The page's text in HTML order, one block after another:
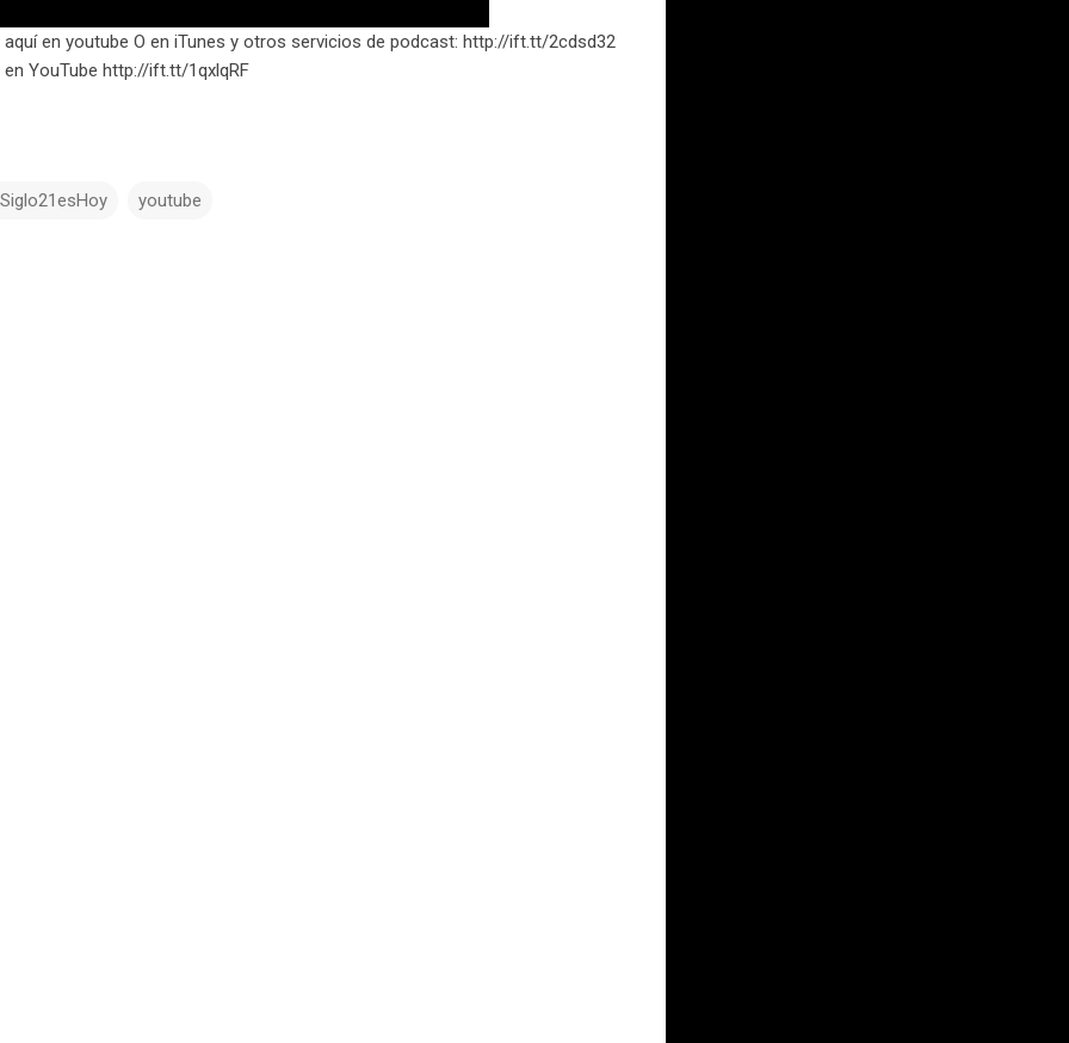
aquí en youtube O en iTunes y otros servicios de podcast: http://ift.tt/2cdsd32
YouTube http://ift.tt/1qxlqRF
youtube